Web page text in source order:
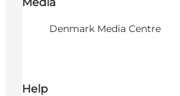
Denmark Media Centre
Help